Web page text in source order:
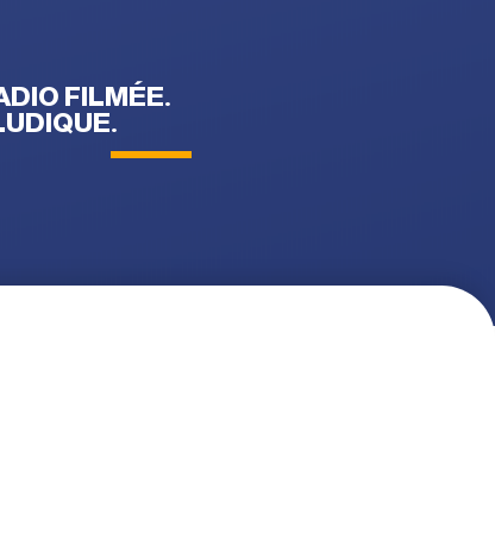
FILMÉE.